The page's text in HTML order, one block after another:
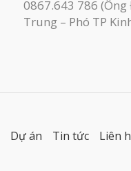
0867.643 786
Trung – Phó TP
Dự án Tin tức Liên